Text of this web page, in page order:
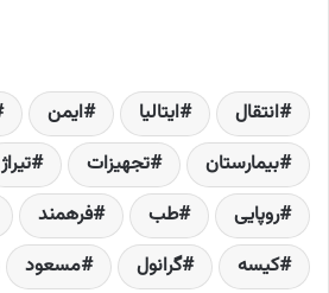
انتقال ایتالیا ایمن
بیمارستان
تجهیزات تیراژ
روپایی
طب فرهمند
کیسه
گرانول مسعود